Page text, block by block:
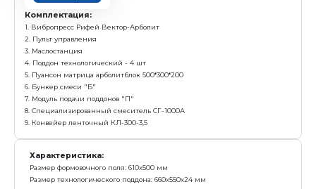
Арболитблок
500х300х200 мм
до 180 шт/ч
Комплектация:
1. Вибропресс Рифей Вектор-Арболит
2. Пульт управления